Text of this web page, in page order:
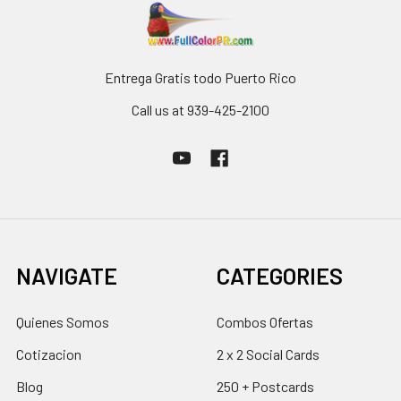
Entrega Gratis todo Puerto Rico
Call us at 939-425-2100
NAVIGATE
Quienes Somos
Cotizacion
Blog
CATEGORIES
Combos Ofertas
2 x 2 Social Cards
250 + Postcards